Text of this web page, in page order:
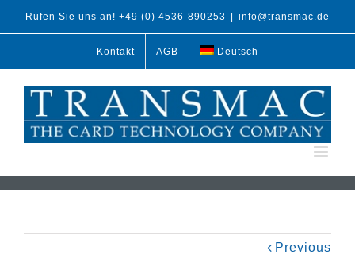
Rufen Sie uns an! +49 (0) 4536-890253 info@transmac.de
Kontakt AGB Deutsch
Previous